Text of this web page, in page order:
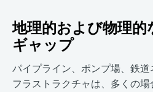
地理的および物理的
ギャップ
パイプライン、ポンプ場、鉄
フラストラクチャは、多くの